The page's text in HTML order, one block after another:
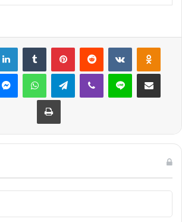
LinkedInTumblr PinterestReddit VKontakte
MessengerWhatsAppTelegramViber Line E-Posta ile
Yazdır